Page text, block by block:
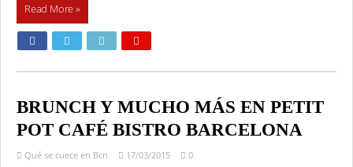
Read More »
BRUNCH Y MUCHO MÁS EN PETIT
POT CAFÉ BISTRO BARCELONA
Qué se cuece en Bcn 17/03/2015 0